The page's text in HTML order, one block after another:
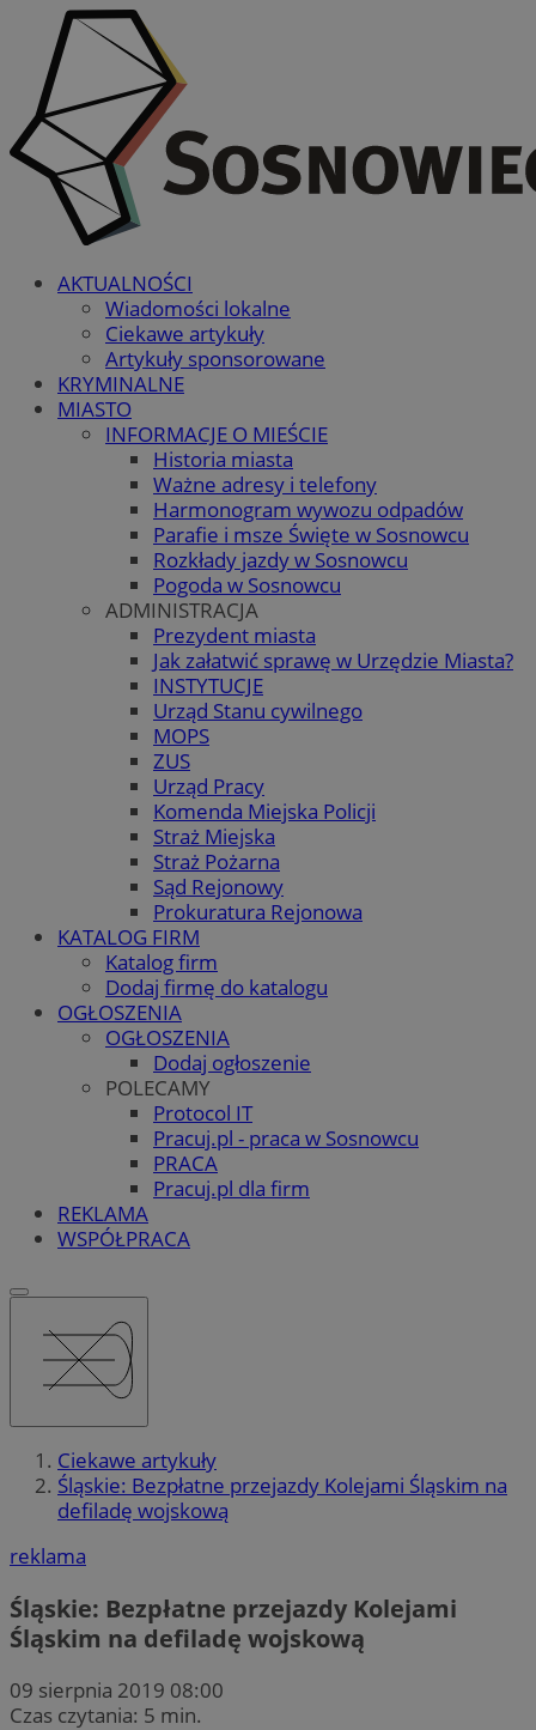
AKTUALNOŚCI
Wiadomości lokalne
Ciekawe artykuły
Artykuły sponsorowane
KRYMINALNE
MIASTO
INFORMACJE O MIEŚCIE
Historia miasta
Ważne adresy i telefony
Harmonogram wywozu odpadów
Parafie i msze Święte w Sosnowcu
Rozkłady jazdy w Sosnowcu
Pogoda w Sosnowcu
ADMINISTRACJA
Prezydent miasta
Jak załatwić sprawę w Urzędzie Miasta?
INSTYTUCJE
Urząd Stanu cywilnego
MOPS
ZUS
Urząd Pracy
Komenda Miejska Policji
Straż Miejska
Straż Pożarna
Sąd Rejonowy
Prokuratura Rejonowa
KATALOG FIRM
Katalog firm
Dodaj firmę do katalogu
OGŁOSZENIA
OGŁOSZENIA
Dodaj ogłoszenie
POLECAMY
Protocol IT
Pracuj.pl - praca w Sosnowcu
PRACA
Pracuj.pl dla firm
REKLAMA
WSPÓŁPRACA
Ciekawe artykuły
Śląskie: Bezpłatne przejazdy Kolejami Śląskim na
defiladę wojskową
reklama
Śląskie: Bezpłatne przejazdy Kolejami
Śląskim na defiladę wojskową
09 sierpnia 2019 08:00
Czas czytania: 5 min.